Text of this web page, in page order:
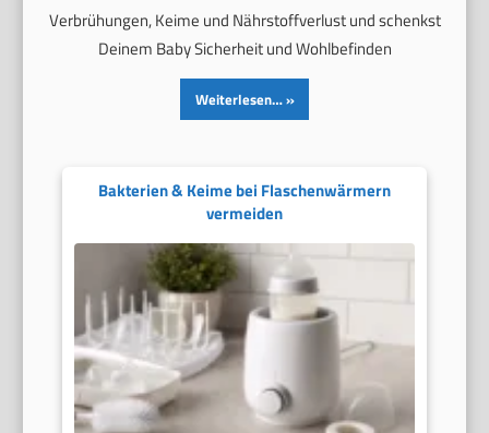
Verbrühungen, Keime und Nährstoffverlust und schenkst
Deinem Baby Sicherheit und Wohlbefinden
Weiterlesen…
Bakterien & Keime bei Flaschenwärmern
vermeiden